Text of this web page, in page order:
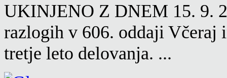
UKINJENO Z DNEM 15. 9.
razlogih v 606. oddaji Včeraj
tretje leto delovanja. ...